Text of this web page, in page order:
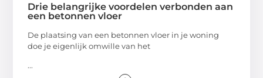
Drie belangrijke voordelen verbonden aan
een betonnen vloer
De plaatsing van een betonnen vloer in je woning
doe je eigenlijk omwille van het
...